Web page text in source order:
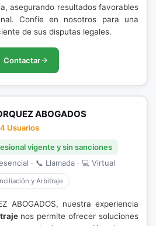
asegurando resultados favorables
Confíe en nosotros para una
de sus disputas legales.
Contactar
ABOGADOS
Usuarios
vigente y sin sanciones
· 📞 Llamada · 💻 Virtual
y Arbitraje
ABOGADOS, nuestra experiencia
nos permite ofrecer soluciones